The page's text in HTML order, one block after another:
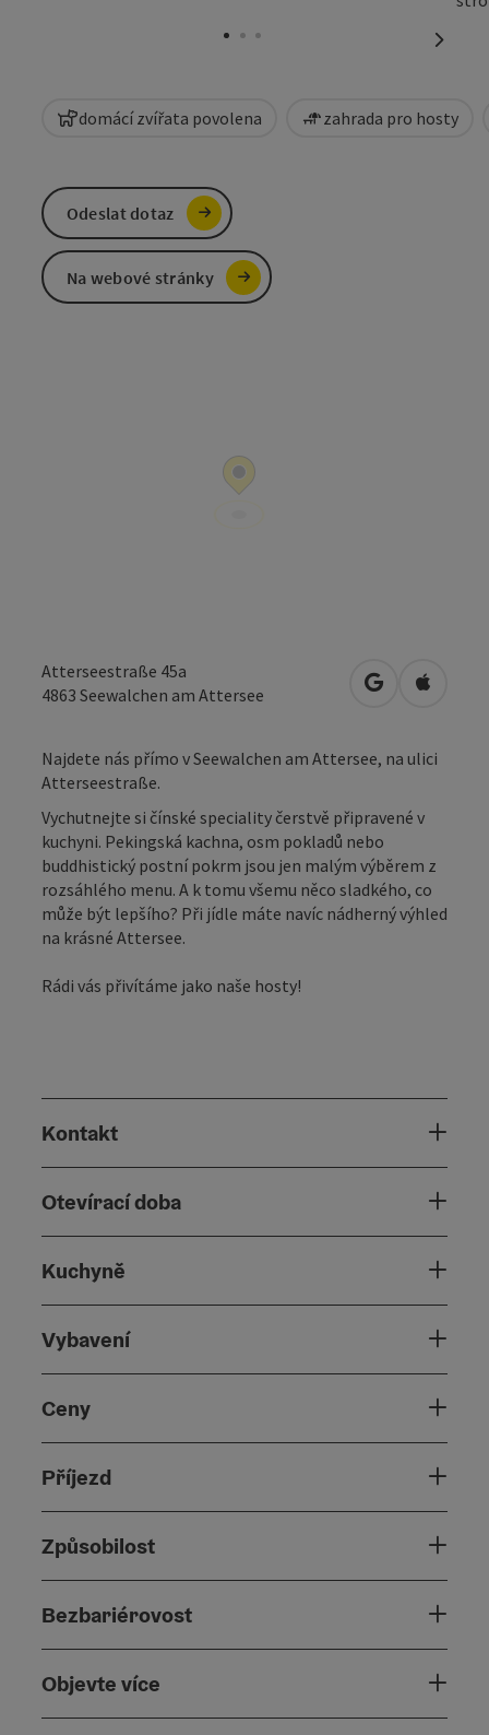
domácí zvířata povolena zahrada pro hosty
Atterseestraße 45a
4863 Seewalchen am Attersee Otevřít vOtevřít
Najdete nás přímo v Seewalchen am Attersee, na ulici
Atterseestraße.
Vychutnejte si čínské speciality čerstvě připravené v
kuchyni. Pekingská kachna, osm pokladů nebo
buddhistický postní pokrm jsou jen malým výběrem z
rozsáhlého menu. A k tomu všemu něco sladkého, co
může být lepšího? Při jídle máte navíc nádherný výhled
na krásné Attersee.
Rádi vás přivítáme jako naše hosty!
Kontakt
Otevírací doba
Kuchyně
Vybavení
Ceny
Příjezd
Způsobilost
Bezbariérovost
Objevte více
Odeslat dotaz
Na webové stránky